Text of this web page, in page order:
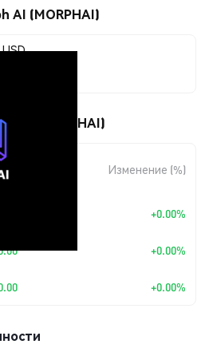
AI (MORPHAI)
USD
AI (MORPHAI)
Изменение (%)
+0.00%
+0.00%
+0.00%